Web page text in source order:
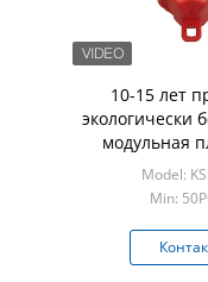
10-15 лет
экологически
модульная
платформа
лыжный док
Model:
Min: